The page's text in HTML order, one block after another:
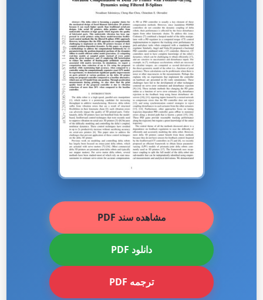
مشاهده سند PDF
دانلود PDF
ترجمه PDF